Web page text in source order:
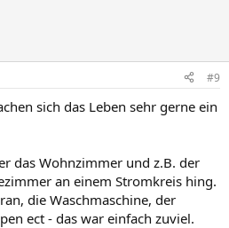
#9
sich das Leben sehr gerne ein
das Wohnzimmer und z.B. der
an einem Stromkreis hing.
die Waschmaschine, der
ect - das war einfach zuviel.